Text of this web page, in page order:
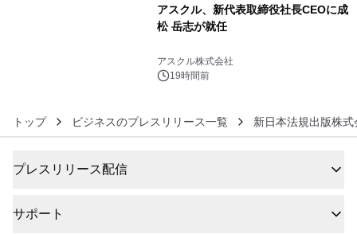
アスクル、新代表取締役社長CEOに成
松 岳志が就任
アスクル株式会社
19時間前
トップ ビジネスのプレスリリース一覧 新日本法規出版株式
プレスリリース配信
サポート